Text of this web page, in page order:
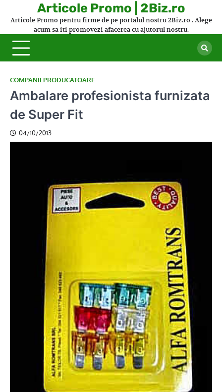
Articole Promo | 2Biz.ro
Articole Promo pentru firme de pe portalul nostru 2Biz.ro . Alege
acum sa iti promovezi afacerea cu ajutorul nostru.
COMPANII PRODUCATOARE
Ambalare profesionista furnizata
de Super Fit
04/10/2013